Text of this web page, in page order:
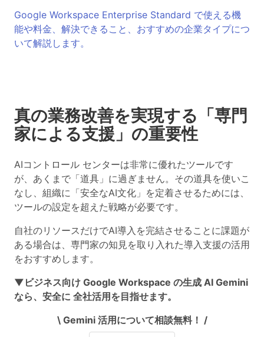
Google Workspace Enterprise Standard で使える機
能や料金、解決できること、おすすめの企業タイプにつ
いて解説します。
真の業務改善を実現する「専門
家による支援」の重要性
AIコントロール センターは非常に優れたツールです
が、あくまで「道具」に過ぎません。その道具を使いこ
なし、組織に「安全なAI文化」を定着させるためには、
ツールの設定を超えた戦略が必要です。
自社のリソースだけでAI導入を完結させることに課題が
ある場合は、専門家の知見を取り入れた導入支援の活用
をおすすめします。
▼ビジネス向け Google Workspace の生成 AI Gemini
なら、安全に 全社活用を目指せます。
\ Gemini 活用について相談無料！ /